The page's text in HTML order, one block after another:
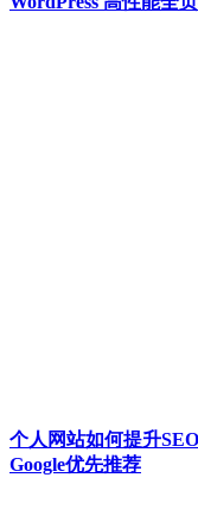
个人网站如何提升
Google优先推荐